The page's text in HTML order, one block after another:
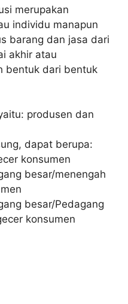
merupakan
individu manapun
barang dan jasa dari
akhir atau
bentuk dari bentuk
produsen dan
dapat berupa:
konsumen
besar/menengah
besar/Pedagang
konsumen